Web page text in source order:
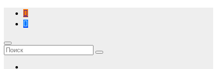
Перейти
содержимому